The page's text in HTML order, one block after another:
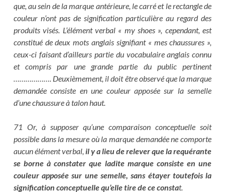
que, au sein de la marque antérieure, le carré et le rectangle de
couleur n’ont pas de signification particulière au regard des
produits visés. L’élément verbal « my shoes », cependant, est
constitué de deux mots anglais signifiant « mes chaussures »,
ceux-ci faisant d’ailleurs partie du vocabulaire anglais connu
et compris par une grande partie du public pertinent
………………. Deuxièmement, il doit être observé que la marque
demandée consiste en une couleur apposée sur la semelle
d’une chaussure à talon haut.
71 Or, à supposer qu’une comparaison conceptuelle soit
possible dans la mesure où la marque demandée ne comporte
aucun élément verbal, il y a lieu de relever que la requérante
se borne à constater que ladite marque consiste en une
couleur apposée sur une semelle, sans étayer toutefois la
signification conceptuelle qu’elle tire de ce constat.